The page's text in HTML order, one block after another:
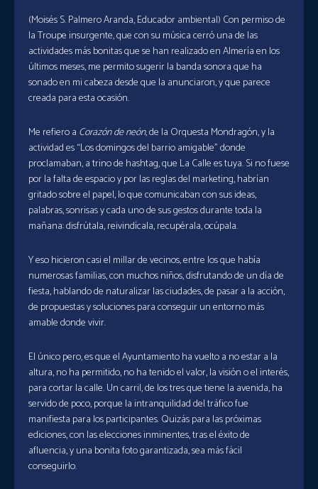
(Moisés S. Palmero Aranda, Educador ambiental) Con permiso de
la Troupe insurgente, que con su música cerró una de las
actividades más bonitas que se han realizado en Almería en los
últimos meses, me permito sugerir la banda sonora que ha
sonado en mi cabeza desde que la anunciaron, y que parece
creada para esta ocasión.
Me refiero a Corazón de neón, de la Orquesta Mondragón, y la
actividad es “Los domingos del barrio amigable” donde
proclamaban, a trino de hashtag, que La Calle es tuya. Si no fuese
por la falta de espacio y por las reglas del marketing, habrían
gritado sobre el papel, lo que comunicaban con sus ideas,
palabras, sonrisas y cada uno de sus gestos durante toda la
mañana: disfrútala, reivindícala, recupérala, ocúpala.
Y eso hicieron casi el millar de vecinos, entre los que había
numerosas familias, con muchos niños, disfrutando de un día de
fiesta, hablando de naturalizar las ciudades, de pasar a la acción,
de propuestas y soluciones para conseguir un entorno más
amable donde vivir.
El único pero, es que el Ayuntamiento ha vuelto a no estar a la
altura, no ha permitido, no ha tenido el valor, la visión o el interés,
para cortar la calle. Un carril, de los tres que tiene la avenida, ha
servido de poco, porque la intranquilidad del tráfico fue
manifiesta para los participantes. Quizás para las próximas
ediciones, con las elecciones inminentes, tras el éxito de
afluencia, y una bonita foto garantizada, sea más fácil
conseguirlo.